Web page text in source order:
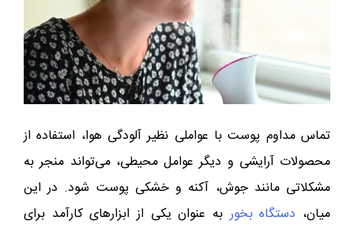
تماس مداوم پوست با عواملی نظیر آلودگی هوا، استفاده از
محصولات آرایشی و دیگر عوامل محیطی، می‌تواند منجر به
مشکلاتی مانند جوش، آکنه و خشکی پوست شود. در این
میان، دستگاه بخوربه عنوان یکی از ابزارهای کارآمد برای